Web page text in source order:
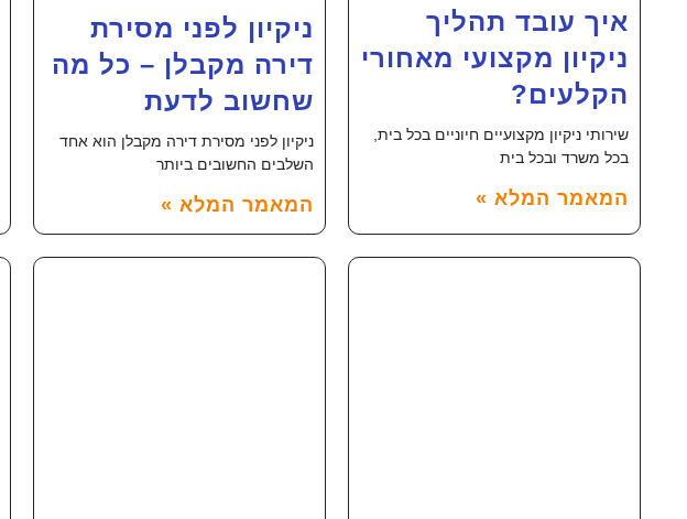
איך עובד תהליך
ניקיון מקצועי מאחורי
הקלעים?
שירותי ניקיון מקצועיים חיוניים בכל בית,
בכל משרד ובכל בית
המאמר המלא »
ניקיון לפני מסירת
דירה מקבלן – כל מה
שחשוב לדעת
ניקיון לפני מסירת דירה מקבלן הוא אחד
השלבים החשובים ביותר
המאמר המלא »